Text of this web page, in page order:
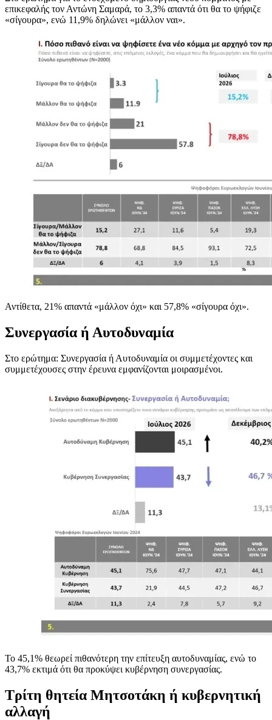
επικεφαλής τον Αντώνη Σαμαρά, το 3,3% απαντά ότι θα το ψήφιζε
«σίγουρα», ενώ 11,9% δηλώνει «μάλλον ναι».
Αντίθετα, 21% απαντά «μάλλον όχι» και 57,8% «σίγουρα όχι».
Συνεργασία ή Αυτοδυναμία
Στο ερώτημα: Συνεργασία ή Αυτοδυναμία οι συμμετέχοντες και
συμμετέχουσες στην έρευνα εμφανίζονται μοιρασμένοι.
Το 45,1% θεωρεί πιθανότερη την επίτευξη αυτοδυναμίας, ενώ το
43,7% εκτιμά ότι θα προκύψει κυβέρνηση συνεργασίας.
Τρίτη θητεία Μητσοτάκη ή κυβερνητική
αλλαγή